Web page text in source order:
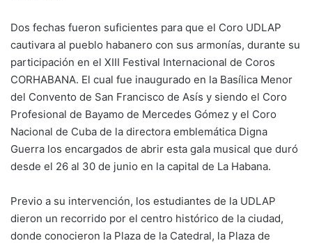
Dos fechas fueron suficientes para que el Coro UDLAP
cautivara al pueblo habanero con sus armonías, durante su
participación en el XIII Festival Internacional de Coros
CORHABANA. El cual fue inaugurado en la Basílica Menor
del Convento de San Francisco de Asís y siendo el Coro
Profesional de Bayamo de Mercedes Gómez y el Coro
Nacional de Cuba de la directora emblemática Digna
Guerra los encargados de abrir esta gala musical que duró
desde el 26 al 30 de junio en la capital de La Habana.
Previo a su intervención, los estudiantes de la UDLAP
dieron un recorrido por el centro histórico de la ciudad,
donde conocieron la Plaza de la Catedral, la Plaza de